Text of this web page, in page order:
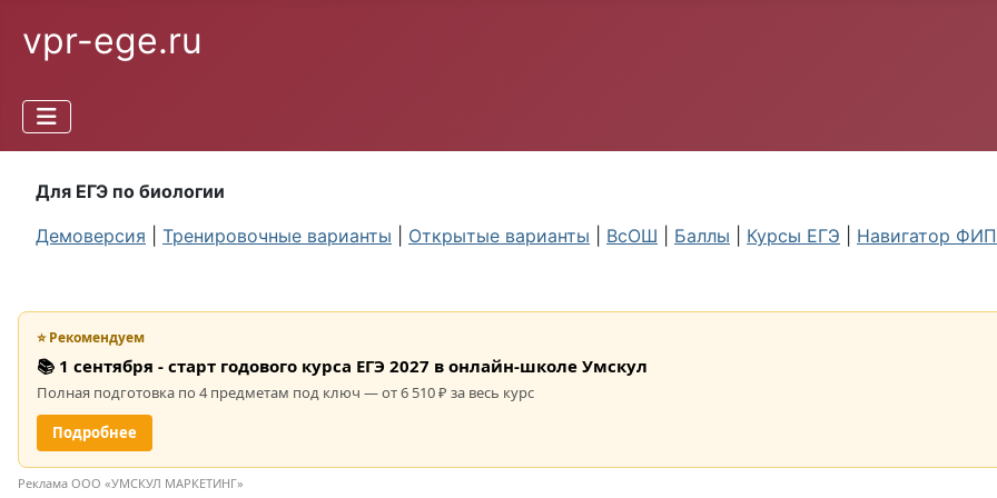
vpr-ege.ru
Для ЕГЭ по биологии
Демоверсия
Тренировочные варианты Открытые варианты ВсОШ Баллы Курсы ЕГЭ Навигатор
⭐ Рекомендуем
📚 1 сентября - старт годового курса ЕГЭ 2027 в онлайн-школе Умскул
Полная подготовка по 4 предметам под ключ — от 6 510 ₽ за весь курс
Подробнее
Реклама ООО «УМСКУЛ МАРКЕТИНГ»